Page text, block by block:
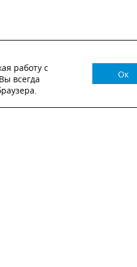
СВЯЖЕТСЯ
работу с
всегда
Ок